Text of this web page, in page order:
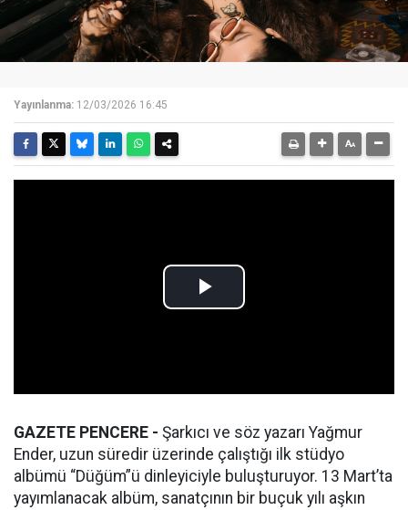
Yayınlanma: 12/03/2026 16:45
GAZETE PENCERE - Şarkıcı ve söz yazarı Yağmur
Ender, uzun süredir üzerinde çalıştığı ilk stüdyo
albümü “Düğüm”ü dinleyiciyle buluşturuyor. 13 Mart’ta
yayımlanacak albüm, sanatçının bir buçuk yılı aşkın